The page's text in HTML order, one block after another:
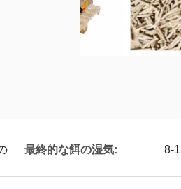
最終的な餌の湿気: 8-